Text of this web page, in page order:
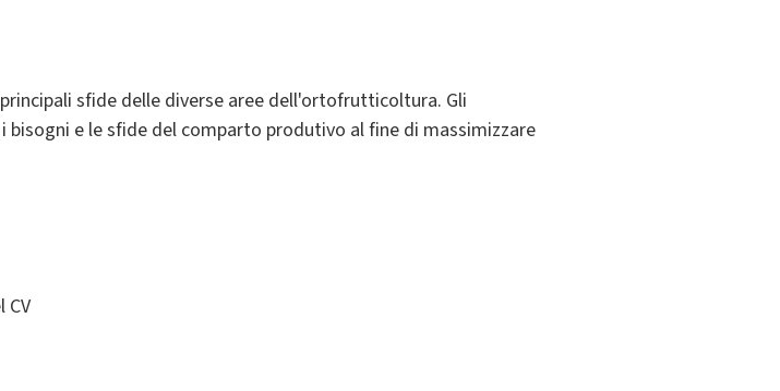
sfide delle diverse aree dell'ortofrutticoltura. Gli
e le sfide del comparto produtivo al fine di massimizzare
CV